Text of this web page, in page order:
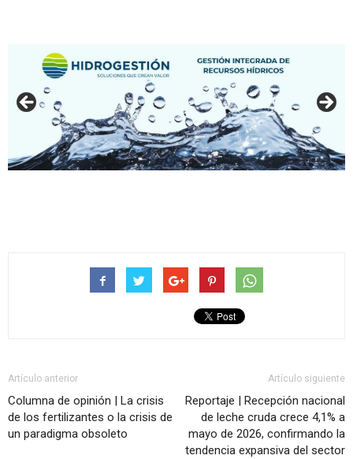
Artículo anterior
Columna de opinión | La crisis
de los fertilizantes o la crisis de
un paradigma obsoleto
Artículo siguiente
Reportaje | Recepción nacional
de leche cruda crece 4,1% a
mayo de 2026, confirmando la
tendencia expansiva del sector